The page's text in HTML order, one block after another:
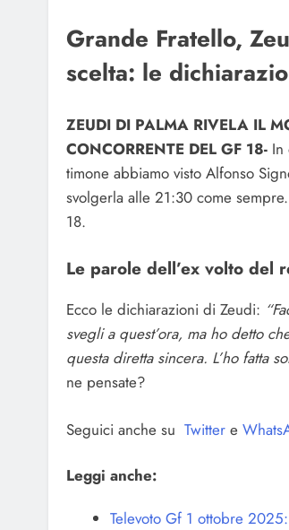
Grande Fratello,
scelta: le
ZEUDI DI PALMA RIVELA IL
CONCORRENTE DEL GF 18- In
timone abbiamo visto Alfonso
svolgerla alle 21:30 come
18.
Le parole dell’ex volto del
Ecco le dichiarazioni di Zeudi:
svegli a quest’ora, ma ho detto
questa diretta sincera. L’ho fatta
ne pensate?
Seguici anche su Twitter e
Leggi anche:
Televoto Gf 1 ottobre